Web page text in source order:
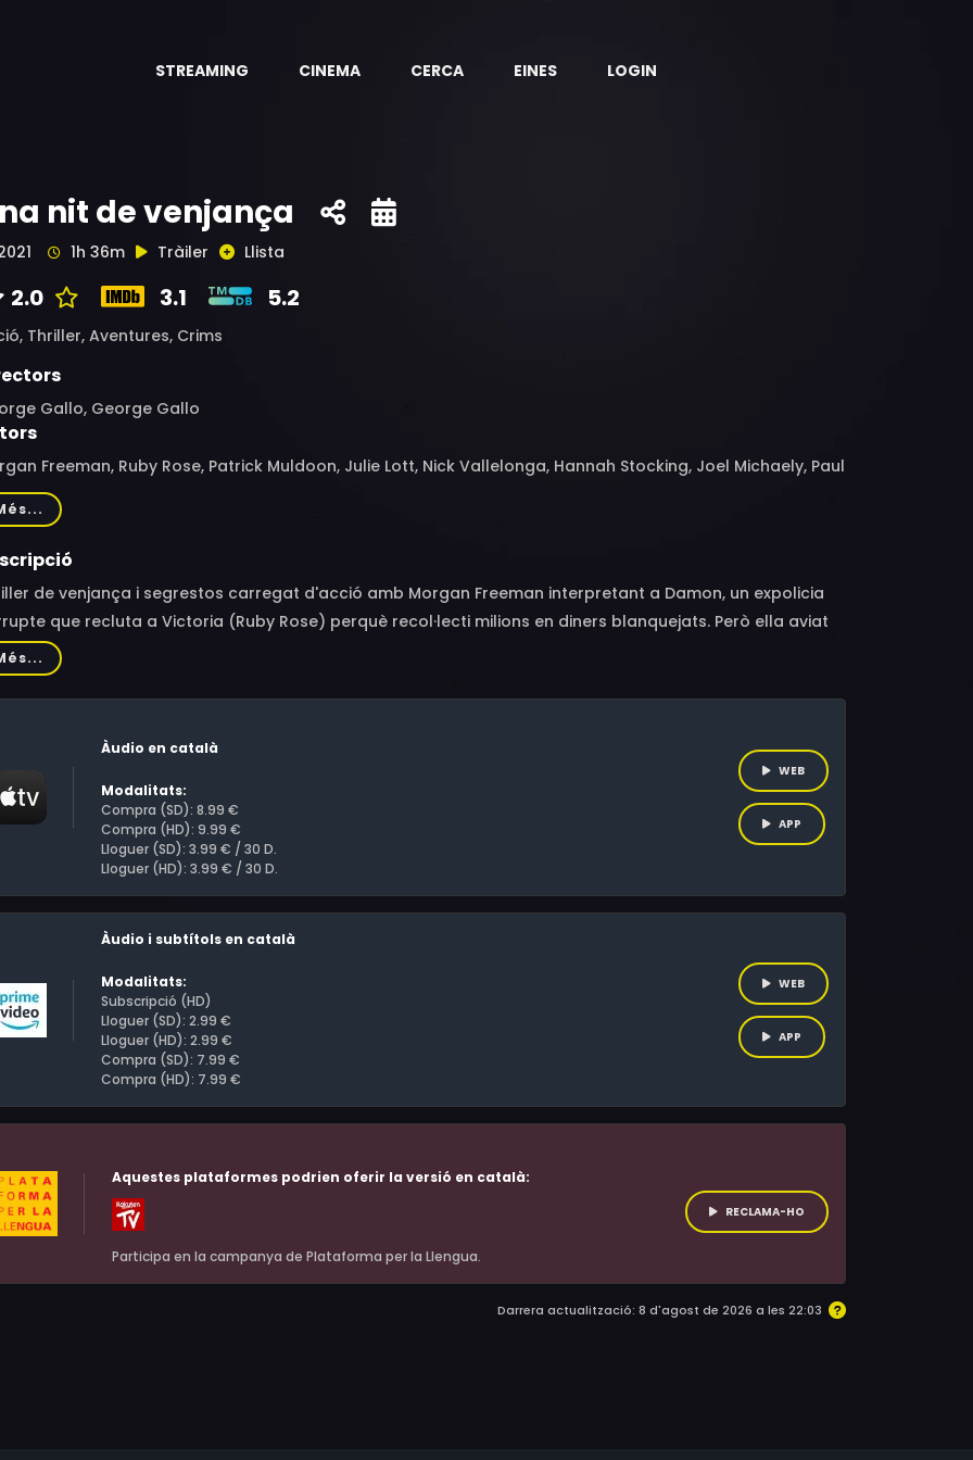
STREAMING CINEMA CERCA EINES LOGIN
nit de venjança
1h 36m Tràiler Llista
2.0 3.1 5.2
Thriller, Aventures, Crims
Gallo, George Gallo
Freeman, Ruby Rose, Patrick Muldoon, Julie Lott, Nick Vallelonga, Hannah Stocking, Joel Michaely, Paul
Juju Journey Brener, Ele Bardha, Dylan Flashner, Chris Mullinax, Ekaterina Baker, Miles Doleac,
Salvatore, Bill Luckett, Reginald Robinson, Yvan Gauthier, Nate Adams, Gregory Tremain Merrell,
Waldner
de venjança i segrestos carregat d'acció amb Morgan Freeman interpretant a Damon, un expolicia
que recluta a Victoria (Ruby Rose) perquè recol·lecti milions en diners blanquejats. Però ella aviat
els seus plans sinistres.
Àudio en català
Modalitats:
Compra (SD): 8.99 €
Compra (HD): 9.99 €
Lloguer (SD): 3.99 € / 30 D.
Lloguer (HD): 3.99 € / 30 D.
WEB
APP
Àudio i subtítols en català
Modalitats:
Subscripció (HD)
Lloguer (SD): 2.99 €
Lloguer (HD): 2.99 €
Compra (SD): 7.99 €
Compra (HD): 7.99 €
WEB
APP
Aquestes plataformes podrien oferir la versió en català:
Participa en la campanya de Plataforma per la Llengua.
RECLAMA-HO
Darrera actualització: 8 d'agost de 2026 a les 22:03